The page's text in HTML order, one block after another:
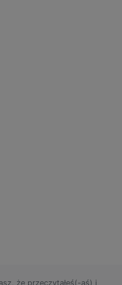
że przeczytałeś(-aś) i